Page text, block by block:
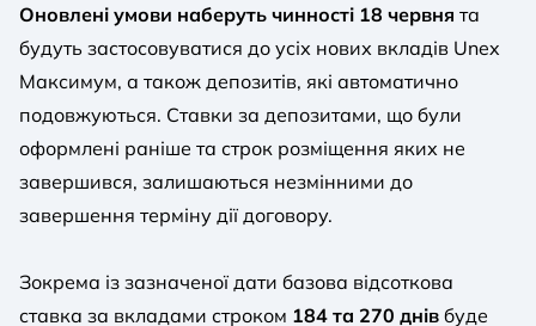
Оновлені умови наберуть чинності 18 червня та
будуть застосовуватися до усіх нових вкладів Unex
Максимум, а також депозитів, які автоматично
подовжуються. Ставки за депозитами, що були
оформлені раніше та строк розміщення яких не
завершився, залишаються незмінними до
завершення терміну дії договору.
Зокрема із зазначеної дати базова відсоткова
ставка за вкладами строком 184 та 270 днів буде